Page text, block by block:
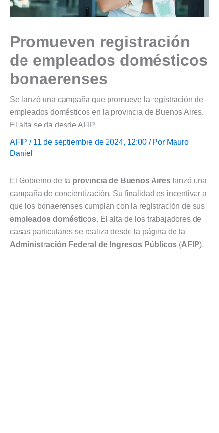
Promueven registración
de empleados domésticos
bonaerenses
Se lanzó una campaña que promueve la registración de
empleados domésticos en la provincia de Buenos Aires.
El alta se da desde AFIP.
AFIP / 11 de septiembre de 2024, 12:00 / Por Mauro
Daniel
El Gobierno de la provincia de Buenos Aires lanzó una
campaña de concientización. Su finalidad es incentivar a
que los bonaerenses cumplan con la registración de sus
empleados domésticos. El alta de los trabajadores de
casas particulares se realiza desde la página de la
Administración Federal de Ingresos Públicos (AFIP).